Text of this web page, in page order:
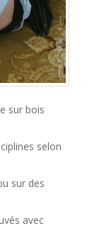
sur bois
selon
sur des
avec